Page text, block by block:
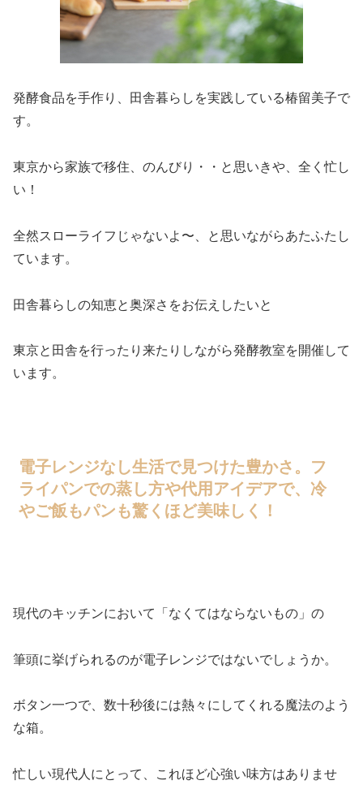
発酵食品を手作り、田舎暮らしを実践している椿留美子で
す。
東京から家族で移住、のんびり・・と思いきや、全く忙し
い！
全然スローライフじゃないよ〜、と思いながらあたふたし
ています。
田舎暮らしの知恵と奥深さをお伝えしたいと
東京と田舎を行ったり来たりしながら発酵教室を開催して
います。
電子レンジなし生活で見つけた豊かさ。フ
ライパンでの蒸し方や代用アイデアで、冷
やご飯もパンも驚くほど美味しく！
現代のキッチンにおいて「なくてはならないもの」の
筆頭に挙げられるのが電子レンジではないでしょうか。
ボタン一つで、数十秒後には熱々にしてくれる魔法のよう
な箱。
忙しい現代人にとって、これほど心強い味方はありませ